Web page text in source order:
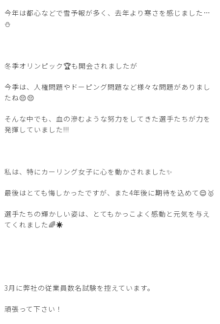
今年は都心などで雪予報が多く、去年より寒さを感じました…
⛄
冬季オリンピック🏆も開会されましたが
今季は、人権問題やドーピング問題など様々な問題がありまし
たね😔😔
そんな中でも、血の滲むような努力をしてきた選手たちが力を
発揮していました!!!
私は、特にカーリング女子に心を動かされました✨
最後はとても悔しかったですが、また4年後に期待を込めて😌🥇
選手たちの輝かしい姿は、とてもかっこよく感動と元気を与え
てくれました🌈☀️
3月に弊社の従業員数名試験を控えています。
頑張って下さい！